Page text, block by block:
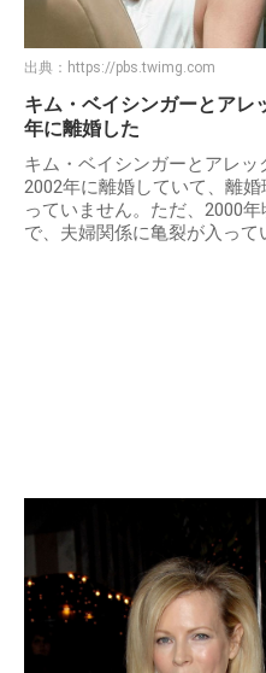
出典： https://pbs.twimg.com
キム・ベイシンガーとアレ
年に離婚した
キム・ベイシンガーとアレ
2002年に離婚していて、離
っていません。ただ、2000
で、夫婦関係に亀裂が入って